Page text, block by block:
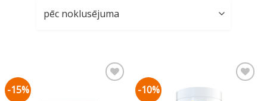
-15% -10%
Pievienot vēlmju